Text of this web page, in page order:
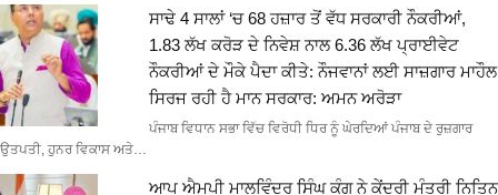
ਸਾਢੇ 4 ਸਾਲਾਂ ‘ਚ 68 ਹਜ਼ਾਰ ਤੋਂ ਵੱਧ ਸਰਕਾਰੀ ਨੌਕਰੀਆਂ,
1.83 ਲੱਖ ਕਰੋੜ ਦੇ ਨਿਵੇਸ਼ ਨਾਲ 6.36 ਲੱਖ ਪ੍ਰਾਈਵੇਟ
ਨੌਕਰੀਆਂ ਦੇ ਮੌਕੇ ਪੈਦਾ ਕੀਤੇ: ਨੌਜਵਾਨਾਂ ਲਈ ਸਾਜ਼ਗਾਰ ਮਾਹੌਲ
ਸਿਰਜ ਰਹੀ ਹੈ ਮਾਨ ਸਰਕਾਰ: ਅਮਨ ਅਰੋੜਾ
ਪੰਜਾਬ ਵਿਧਾਨ ਸਭਾ ਵਿੱਚ ਵਿਰੋਧੀ ਧਿਰ ਨੂੰ ਘੇਰਦਿਆਂ ਪੰਜਾਬ ਦੇ ਰੁਜ਼ਗਾਰ
ਉਤਪਤੀ, ਹੁਨਰ ਵਿਕਾਸ ਅਤੇ…
ਆਪ ਐਮਪੀ ਮਾਲਵਿੰਦਰ ਸਿੰਘ ਕੰਗ ਨੇ ਕੇਂਦਰੀ ਮੰਤਰੀ ਨਿਤਿਨ